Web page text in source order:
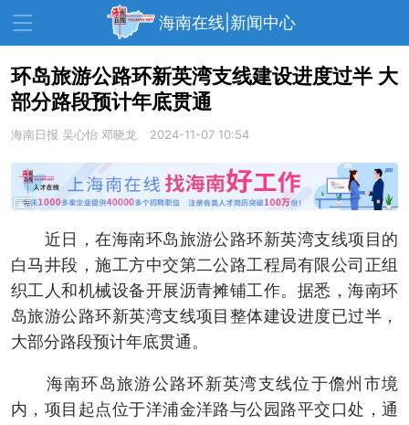
海南在线|新闻中心
资讯中心 热点 旅游
教育 健康 房产
生活 演出 活动
展会 走读海南 周末去哪儿
人才在线 天涯企服
环岛旅游公路环新英湾支线建设进度过半 大
部分路段预计年底贯通
海南日报 吴心怡 邓晓龙 2024-11-07 10:54
近日，在海南环岛旅游公路环新英湾支线项目的
白马井段，施工方中交第二公路工程局有限公司正组
织工人和机械设备开展沥青摊铺工作。据悉，海南环
岛旅游公路环新英湾支线项目整体建设进度已过半，
大部分路段预计年底贯通。
海南环岛旅游公路环新英湾支线位于儋州市境
内，项目起点位于洋浦金洋路与公园路平交口处，通